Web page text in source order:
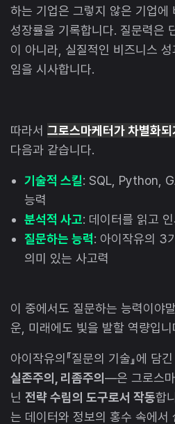
하는 기업은 그렇지 않은 기업
성장률을 기록합니다. 질문력은
이 아니라, 실질적인 비즈니스
임을 시사합니다.
따라서 그로스마케터가 차별화
다음과 같습니다.
기술적 스킬: SQL, Python,
능력
분석적 사고: 데이터를 읽고
질문하는 능력: 아이작유의 3
의미 있는 사고력
이 중에서도 질문하는 능력이야
운, 미래에도 빛을 발할 역량입니
아이작유의『질문의 기술』에 담
실존주의, 리좀주의 —은 그로스
닌 전략 수립의 도구로서 작동합
는 데이터와 정보의 홍수 속에서